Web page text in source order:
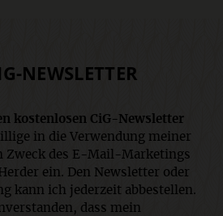
NEWSLETTER
kostenlosen CiG-Newsletter
in die Verwendung meiner
Zweck des E-Mail-Marketings
ein. Den Newsletter oder
kann ich jederzeit abbestellen.
dass mein